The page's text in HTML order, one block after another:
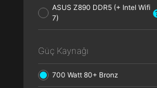
ASUS Z890 DDR5 (+ Intel Wifi
7)
Güç Kaynağı
700 Watt 80+ Bronz